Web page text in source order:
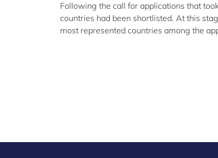
Following the call for applications that
countries had been shortlisted. At this
most represented countries among the